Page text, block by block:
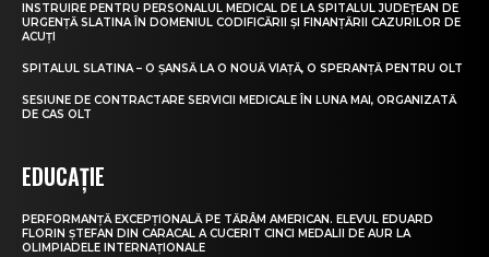
INSTRUIRE PENTRU PERSONALUL MEDICAL DE LA SPITALUL JUDEȚEAN DE
URGENȚĂ SLATINA ÎN DOMENIUL CODIFICĂRII ȘI FINANȚĂRII CAZURILOR DE
ACUȚI
SPITALUL SLATINA – O ȘANSĂ LA O NOUĂ VIAȚĂ, O SPERANȚĂ PENTRU OLT
SESIUNE DE CONTRACTARE SERVICII MEDICALE ÎN LUNA MAI, ORGANIZATĂ
DE CAS OLT
EDUCAȚIE
PERFORMANȚĂ EXCEPȚIONALĂ PE TĂRÂM AMERICAN. ELEVUL EDUARD
FLORIN ȘTEFAN DIN CARACAL A CUCERIT CINCI MEDALII DE AUR LA
OLIMPIADELE INTERNAȚIONALE